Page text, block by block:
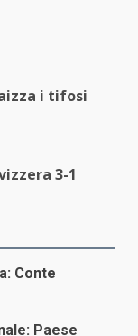
i tifosi
3-1
Conte
Paese